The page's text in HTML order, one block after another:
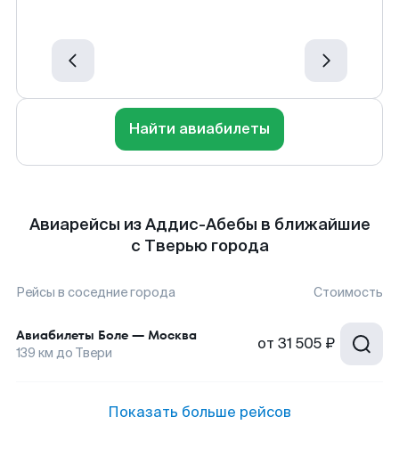
Найти авиабилеты
Авиарейсы из Аддис-Абебы в ближайшие
с Тверью города
Рейсы в соседние города Стоимость
Авиабилеты Боле — Москва
139 км до Твери от 31 505 ₽
Показать больше рейсов